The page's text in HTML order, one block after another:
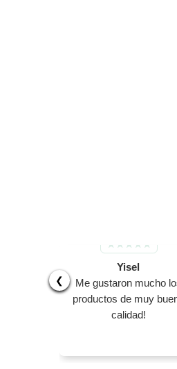
❮
Yisel
Me gustaron mucho
productos de muy
calidad!